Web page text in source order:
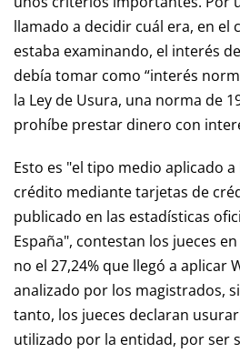
llamado a decidir cuál era, en el
estaba examinando, el interés
debía tomar como “interés
la Ley de Usura, una norma de
prohíbe prestar dinero con
Esto es "el tipo medio aplicado
crédito mediante tarjetas de
publicado en las estadísticas
España", contestan los jueces
no el 27,24% que llegó a aplicar
analizado por los magistrados,
tanto, los jueces declaran
utilizado por la entidad, por ser